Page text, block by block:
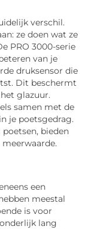
verschil.
ze doen wat ze
PRO 3000-serie
van je
druksensor die
Dit beschermt
glazuur.
samen met de
je poetsgedrag.
bieden
een
meestal
is voor
lang